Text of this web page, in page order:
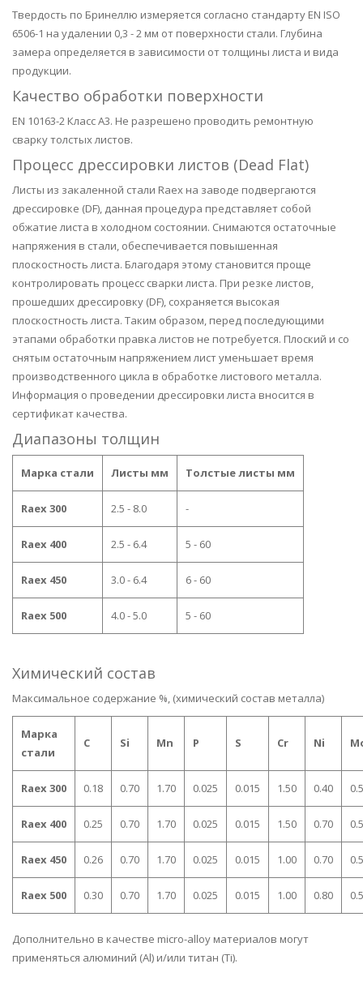
Твердость по Бринеллю измеряется согласно стандарту EN ISO
6506-1 на удалении 0,3 - 2 мм от поверхности стали. Глубина
замера определяется в зависимости от толщины листа и вида
продукции.
Качество обработки поверхности
EN 10163-2 Класс A3. Не разрешено проводить ремонтную
сварку толстых листов.
Процесс дрессировки листов (Dead Flat)
Листы из закаленной стали Raex на заводе подвергаются
дрессировке (DF), данная процедура представляет собой
обжатие листа в холодном состоянии. Снимаются остаточные
напряжения в стали, обеспечивается повышенная
плоскостность листа. Благодаря этому становится проще
контролировать процесс сварки листа. При резке листов,
прошедших дрессировку (DF), сохраняется высокая
плоскостность листа. Таким образом, перед последующими
этапами обработки правка листов не потребуется. Плоский и со
снятым остаточным напряжением лист уменьшает время
производственного цикла в обработке листового металла.
Информация о проведении дрессировки листа вносится в
сертификат качества.
Диапазоны толщин
Марка стали Листы мм Толстые листы мм
Raex 300 2.5 - 8.0 -
Raex 400 2.5 - 6.4 5 - 60
Raex 450 3.0 - 6.4 6 - 60
Raex 500 4.0 - 5.0 5 - 60
Химический состав
Максимальное содержание %, (химический состав металла)
Марка
стали
C Si Mn P S Cr Ni
Raex 300 0.18 0.70 1.70 0.025 0.015 1.50 0.40
Raex 400 0.25 0.70 1.70 0.025 0.015 1.50 0.70
Raex 450 0.26 0.70 1.70 0.025 0.015 1.00 0.70
Raex 500 0.30 0.70 1.70 0.025 0.015 1.00 0.80
Дополнительно в качестве micro-alloy материалов могут
применяться алюминий (Al) и/или титан (Ti).